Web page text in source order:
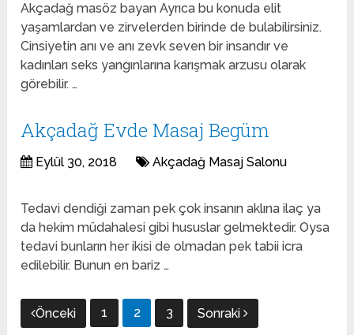
Akçadağ masöz bayan Ayrıca bu konuda elit
yaşamlardan ve zirvelerden birinde de bulabilirsiniz.
Cinsiyetin anı ve anı zevk seven bir insandır ve
kadınları seks yangınlarına karışmak arzusu olarak
görebilir. …
Akçadağ Evde Masaj Begüm
Eylül 30, 2018 Akçadağ Masaj Salonu
Tedavi dendiği zaman pek çok insanın aklına ilaç ya
da hekim müdahalesi gibi hususlar gelmektedir. Oysa
tedavi bunların her ikisi de olmadan pek tabii icra
edilebilir. Bunun en bariz …
Yazı
Önceki 1 2 3 Sonraki